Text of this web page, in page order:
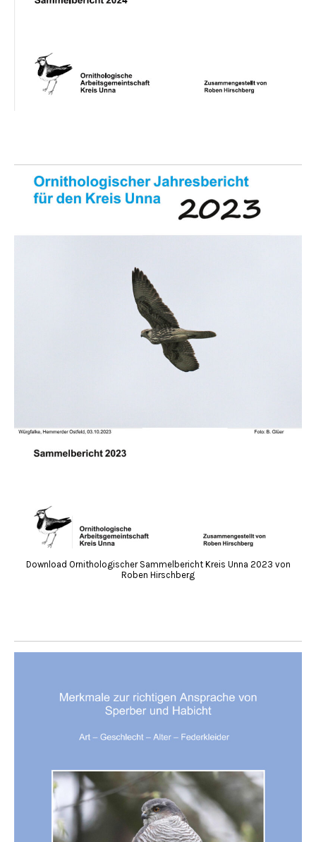
Download Ornithologischer Sammelbericht Kreis Unna 2023 von
Roben Hirschberg